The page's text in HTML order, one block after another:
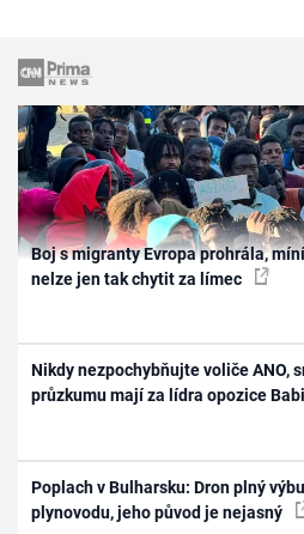
Boj s migranty Evropa prohrála,
nelze jen tak chytit za límec
Nikdy nezpochybňujte voliče ANO,
průzkumu mají za lídra opozice
Poplach v Bulharsku: Dron plný
plynovodu, jeho původ je nejasný